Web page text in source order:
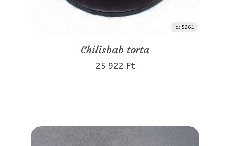
id: 5261
Chilisbab torta
25 922 Ft